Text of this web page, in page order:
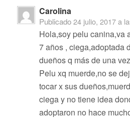
Carolina
Publicado24 julio, 2017 a
Hola,soy pelu canina,va
7 años , ciega,adoptada
dueños q más de una
Pelu xq muerde,no se
tocar x sus
ciega y no tiene idea
adoptaron no hace